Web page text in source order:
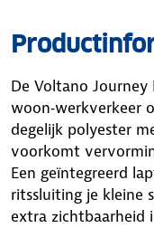
De Voltano
woon‑werkverkeer
degelijk polyester
voorkomt
Een geïntegreerd
ritssluiting je kleine
extra zichtbaarheid